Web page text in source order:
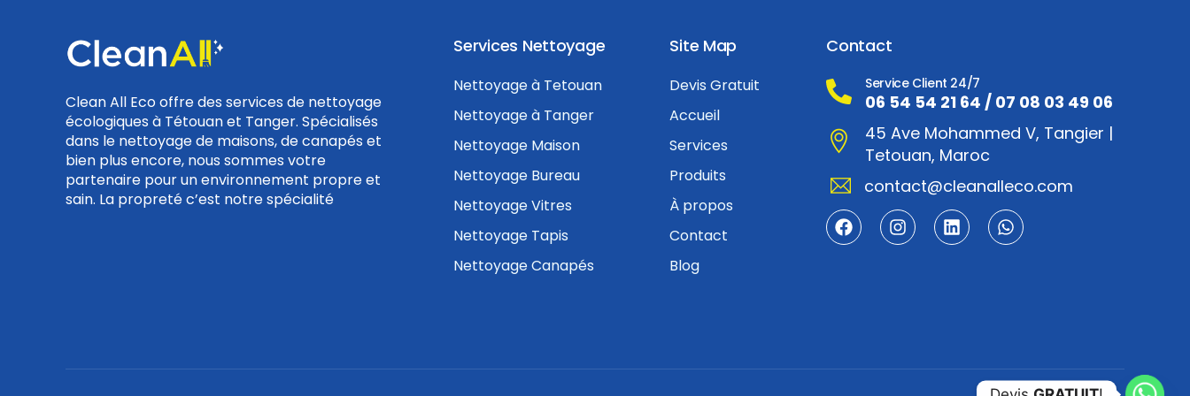
Clean All Eco offre des services de nettoyage
écologiques à Tétouan et Tanger. Spécialisés
dans le nettoyage de maisons, de canapés et
bien plus encore, nous sommes votre
partenaire pour un environnement propre et
sain. La propreté c’est notre spécialité
Services Nettoyage
Nettoyage à Tetouan
Nettoyage à Tanger
Nettoyage Maison
Nettoyage Bureau
Nettoyage Vitres
Nettoyage Tapis
Nettoyage Canapés
Site Map
Devis Gratuit
Accueil
Services
Produits
À propos
Contact
Blog
Contact
Service Client 24/7
06 54 54 21 64 / 07 08 03 49 06
45 Ave Mohammed V, Tangier |
Tetouan, Maroc
contact@cleanalleco.com